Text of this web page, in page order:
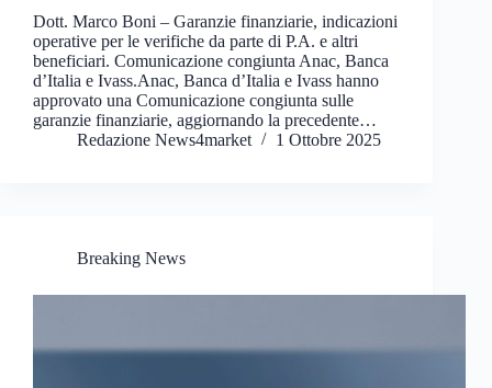
Dott. Marco Boni – Garanzie finanziarie, indicazioni
operative per le verifiche da parte di P.A. e altri
beneficiari. Comunicazione congiunta Anac, Banca
d’Italia e Ivass.Anac, Banca d’Italia e Ivass hanno
approvato una Comunicazione congiunta sulle
garanzie finanziarie, aggiornando la precedente…
Redazione News4market
1 Ottobre 2025
Breaking News